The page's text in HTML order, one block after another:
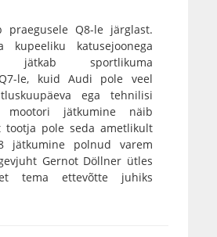
praegusele Q8-le järglast.
kupeeliku katusejoonega
jätkab sportlikuma
le, kuid Audi pole veel
ega tehnilisi
mootori jätkumine näib
tootja pole seda ametlikult
jätkumine polnud varem
Gernot Döllner ütles
et tema ettevõtte juhiks